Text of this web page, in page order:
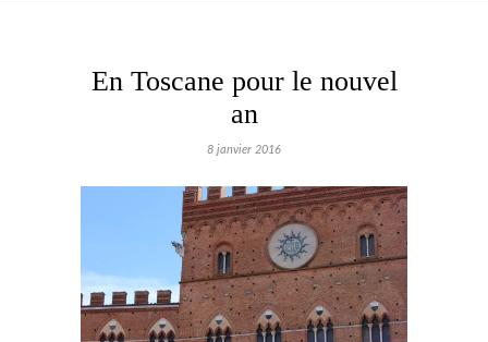
En Toscane pour le nouvel
an
8 janvier 2016